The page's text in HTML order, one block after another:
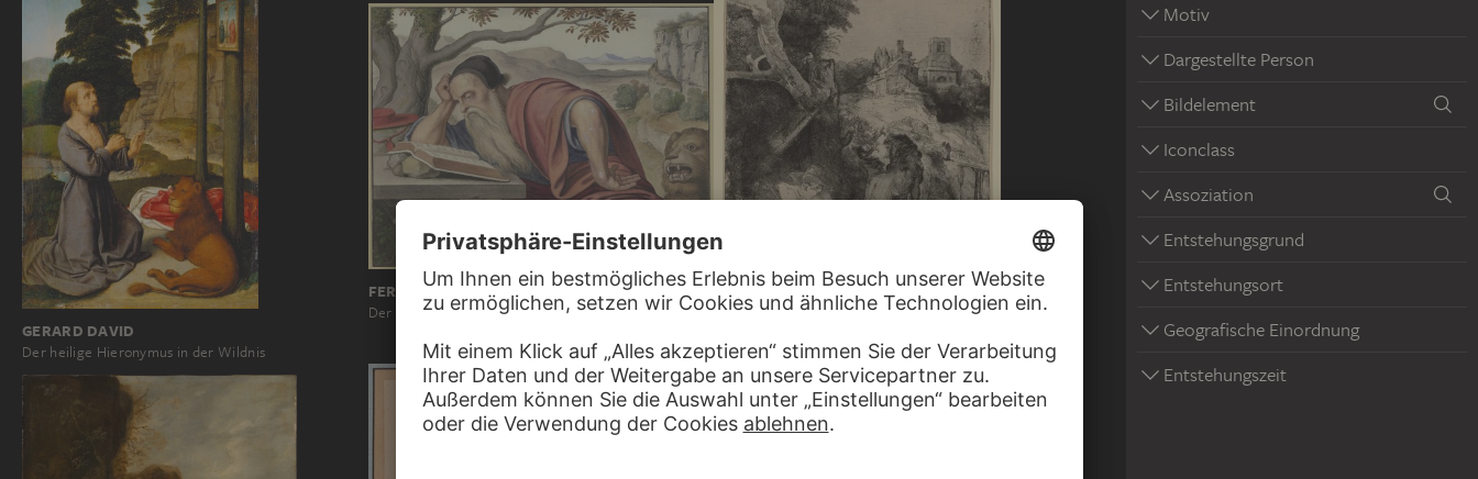
Motiv
Dargestellte Person
Bildelement
Iconclass
Assoziation
Entstehungsgrund
Entstehungsort
Geografische Einordnung
Entstehungszeit
GERARD DAVID
Der heilige Hieronymus in der Wildnis
FERDINAND OLIVIER
Der Heilige Hieronymus in einer Landschaft…
Der Heilige Hieronymus in italienischer Landschaft